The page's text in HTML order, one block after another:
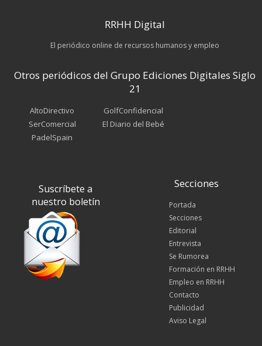
RRHH Digital
El periódico online de recursos humanos y empleo
Otros periódicos del Grupo Ediciones Digitales Siglo
21
AltoDirectivo
SerComercial
PadelSpain
GolfConfidencial
El Diario del Bebé
Suscríbete a
nuestro boletín
Secciones
Portada
Secciones
Editorial
Entrevista
Se Rumorea
Formación en RRHH
Empleo en RRHH
Contacto
Publicidad
Aviso Legal